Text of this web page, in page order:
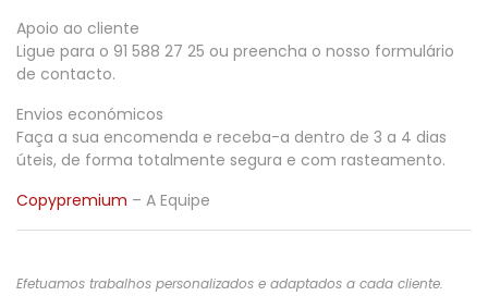
Apoio ao cliente
Ligue para o 91 588 27 25 ou preencha o nosso formulário
de contacto.
Envios económicos
Faça a sua encomenda e receba-a dentro de 3 a 4 dias
úteis, de forma totalmente segura e com rasteamento.
Copypremium – A Equipe
Efetuamos trabalhos personalizados e adaptados a cada cliente.